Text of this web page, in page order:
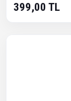
399,00 TL